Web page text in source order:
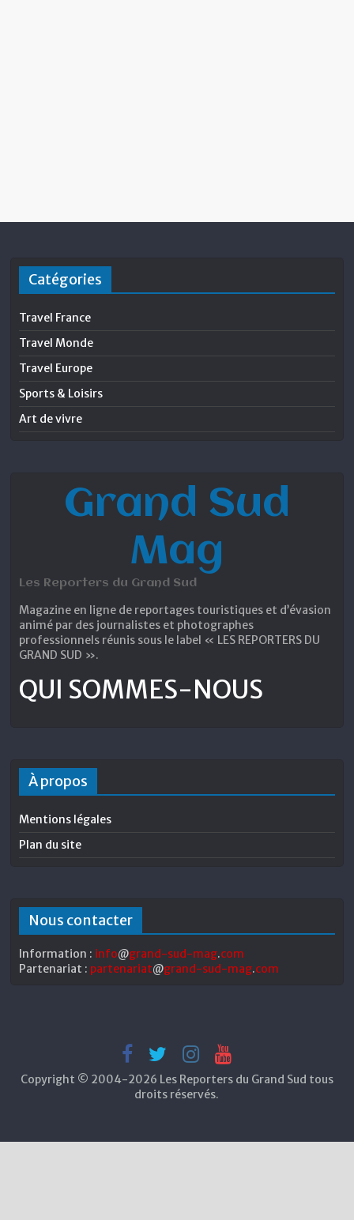
Catégories
Travel France
Travel Monde
Travel Europe
Sports & Loisirs
Art de vivre
Grand Sud
Mag
Les Reporters du Grand Sud
Magazine en ligne de reportages touristiques et d’évasion
animé par des journalistes et photographes
professionnels réunis sous le label « LES REPORTERS DU
GRAND SUD ».
QUI SOMMES-NOUS
À propos
Mentions légales
Plan du site
Nous contacter
Information : info@grand-sud-mag.com
Partenariat : partenariat@grand-sud-mag.com
Copyright © 2004-2026 Les Reporters du Grand Sud tous
droits réservés.